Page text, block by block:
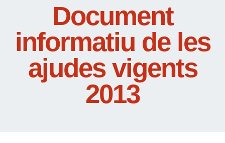
Document
informatiu de les
ajudes vigents
2013